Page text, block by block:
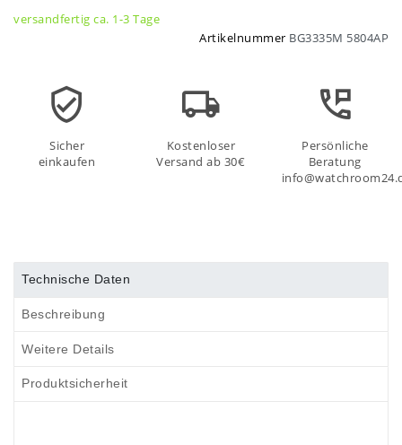
versandfertig ca. 1-3 Tage
Artikelnummer BG3335M 5804AP
Sicher
einkaufen
Kostenloser
Versand ab 30€
Persönliche
Beratung
Technische Daten
Beschreibung
Weitere Details
Produktsicherheit